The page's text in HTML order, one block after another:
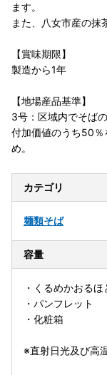
ます。
また、八女市産の抹
【賞味期限】
製造から1年
【地場産品基準】
3号：区域内でそば
付加価値のうち50％
め。
カテゴリ
麺類そば
容量
・くるめかおる
・パンフレット
・化粧箱
※直射日光及び高